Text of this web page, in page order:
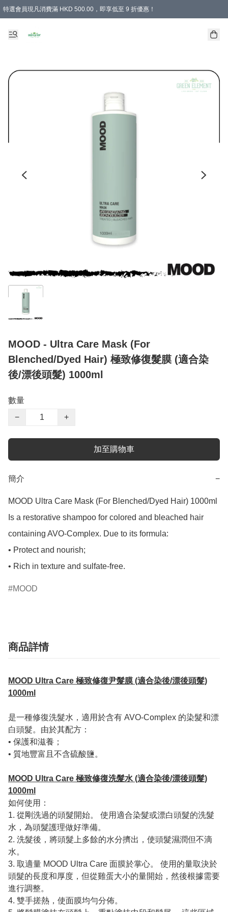
特選會員現凡消費滿 HKD 500.00，即享低至 9 折優惠！
MOOD - Ultra Care Mask (For
Blenched/Dyed Hair) 極致修復髮膜 (適合染
後/漂後頭髮) 1000ml
數量
−
+
加至購物車
簡介 −
MOOD Ultra Care Mask (For Blenched/Dyed Hair) 1000ml
Is a restorative shampoo for colored and bleached hair
containing AVO-Complex. Due to its formula:
• Protect and nourish;
MOOD
商品詳情
MOOD Ultra Care 極致修復尹髮膜 (適合染後/漂後頭髮)
1000ml
是一種修復洗髮水，適用於含有 AVO-Complex 的染髮和漂
白頭髮。由於其配方：
• 保護和滋養；
• 質地豐富且不含硫酸鹽。
MOOD Ultra Care 極致修復洗髮水 (適合染後/漂後頭髮)
1000ml
如何使用：
1. 從剛洗過的頭髮開始。 使用適合染髮或漂白頭髮的洗髮
水，為頭髮護理做好準備。
2. 洗髮後，將頭髮上多餘的水分擠出，使頭髮濕潤但不滴
水。
3. 取適量 MOOD Ultra Care 面膜於掌心。 使用的量取決於
頭髮的長度和厚度，但從雞蛋大小的量開始，然後根據需要
進行調整。
4. 雙手搓熱，使面膜均勻分佈。